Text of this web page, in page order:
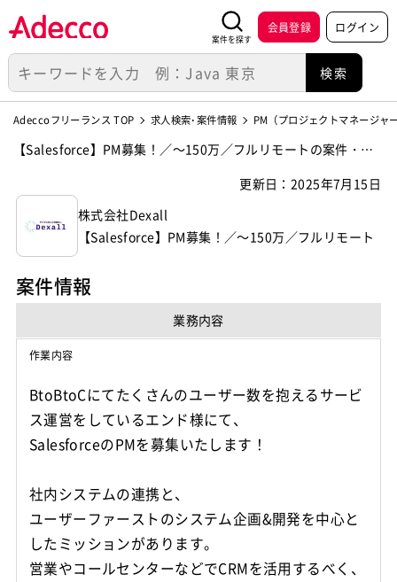
案件を探す
会員登録 ログイン
Adeccoフリーランス TOP 求人検索･案件情報 PM（プロジェクトマネージャ
【Salesforce】PM募集！／～150万／フルリモートの案件・求
更新日：2025年7月15日
株式会社Dexall
【Salesforce】PM募集！／～150万／フルリモート
案件情報
業務内容
作業内容
BtoBtoCにてたくさんのユーザー数を抱えるサービ
ス運営をしているエンド様にて、
SalesforceのPMを募集いたします！
社内システムの連携と、
ユーザーファーストのシステム企画&開発を中心と
したミッションがあります。
営業やコールセンターなどでCRMを活用するべく、